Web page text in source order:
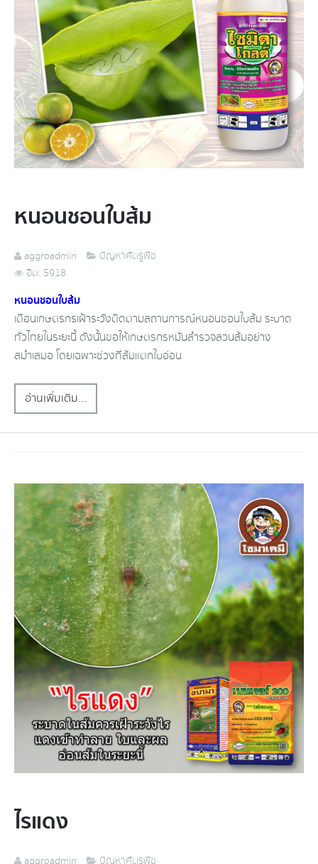
หนอนชอนใบส้ม​
aggroadmin
ปัญหาศัตรูพืช
ฮิต: 5918
หนอนชอนใบส้ม​
เตือนเกษตรกรเฝ้าระวังติดตามสถานการณ์หนอนชอนใบส้ม​ ระบาด
ทั่วไทยในระยะนี้​ ดังนั้นขอให้เกษตรกรหมั่นสำรวจสวนส้มอย่าง
สม่ำเสมอ​ โดยเฉพาะ​ช่วงที่ส้มแตกใบอ่อน​
อ่านเพิ่มเติม...
ไรแดง
aggroadmin
ปัญหาศัตรูพืช